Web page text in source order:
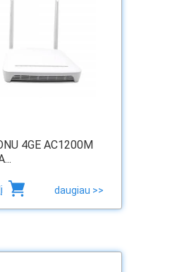
4GE AC1200M
daugiau >>